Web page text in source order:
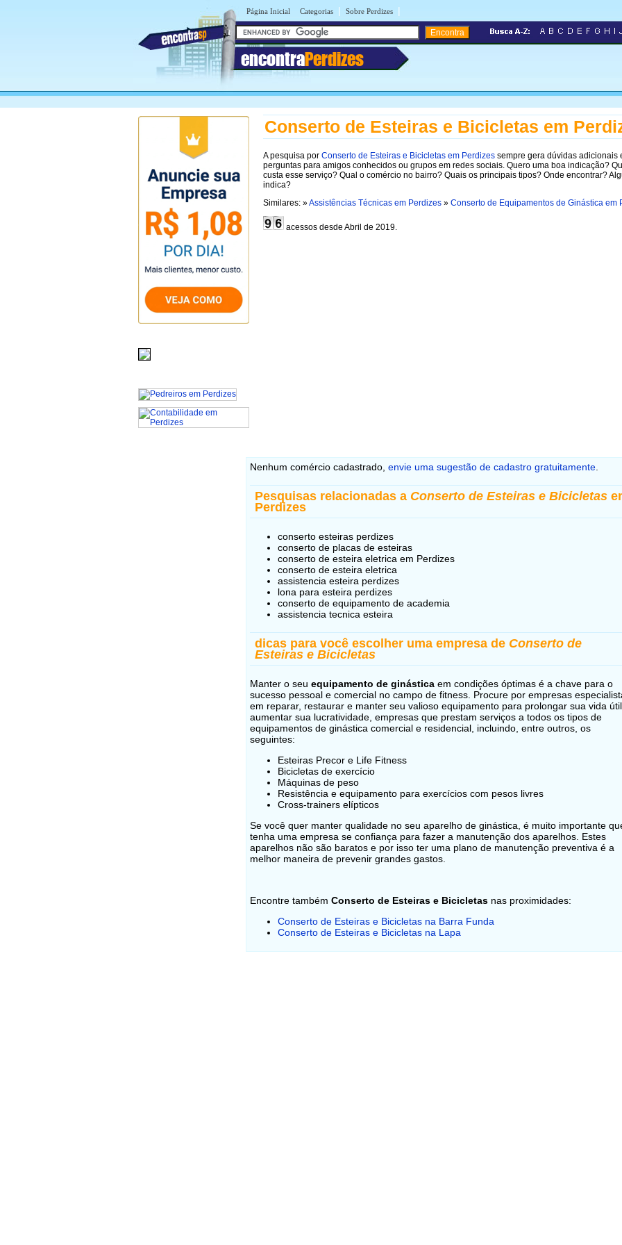
Página Inicial Categorias | Sobre Perdizes |
encontraPerdizes
Conserto de Esteiras e Bicicletas em
A pesquisa por Conserto de Esteiras e Bicicletas em Perdizes sempre gera dúvidas adicionais
perguntas para amigos conhecidos ou grupos em redes sociais. Quero uma boa indicação?
custa esse serviço? Qual o comércio no bairro? Quais os principais tipos? Onde encontrar?
indica?
Similares: »Assistências Técnicas em Perdizes » Conserto de Equipamentos de Ginástica em
acessos desde Abril de 2019.
Nenhum comércio cadastrado, envie uma sugestão de cadastro gratuitamente
Pesquisas relacionadas a Conserto de Esteiras e Bicicletas
Perdizes
conserto esteiras perdizes
conserto de placas de esteiras
conserto de esteira eletrica em Perdizes
conserto de esteira eletrica
assistencia esteira perdizes
lona para esteira perdizes
conserto de equipamento de academia
assistencia tecnica esteira
dicas para você escolher uma empresa de Conserto de
Esteiras e Bicicletas
Manter o seu equipamento de ginástica em condições óptimas é a chave para o
sucesso pessoal e comercial no campo de fitness. Procure por empresas
em reparar, restaurar e manter seu valioso equipamento para prolongar sua vida
aumentar sua lucratividade, empresas que prestam serviços a todos os tipos de
equipamentos de ginástica comercial e residencial, incluindo, entre outros, os
seguintes:
Esteiras Precor e Life Fitness
Bicicletas de exercício
Máquinas de peso
Resistência e equipamento para exercícios com pesos livres
Cross-trainers elípticos
Se você quer manter qualidade no seu aparelho de ginástica, é muito importante
tenha uma empresa se confiança para fazer a manutenção dos aparelhos. Estes
aparelhos não são baratos e por isso ter uma plano de manutenção preventiva é a
melhor maneira de prevenir grandes gastos.
Encontre também Conserto de Esteiras e Bicicletas nas proximidades:
Conserto de Esteiras e Bicicletas na Barra Funda
Conserto de Esteiras e Bicicletas na Lapa